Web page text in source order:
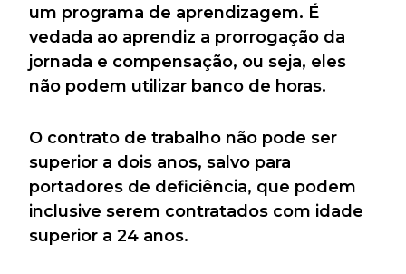
um programa de aprendizagem. É
vedada ao aprendiz a prorrogação da
jornada e compensação, ou seja, eles
não podem utilizar banco de horas.
O contrato de trabalho não pode ser
superior a dois anos, salvo para
portadores de deficiência, que podem
inclusive serem contratados com idade
superior a 24 anos.